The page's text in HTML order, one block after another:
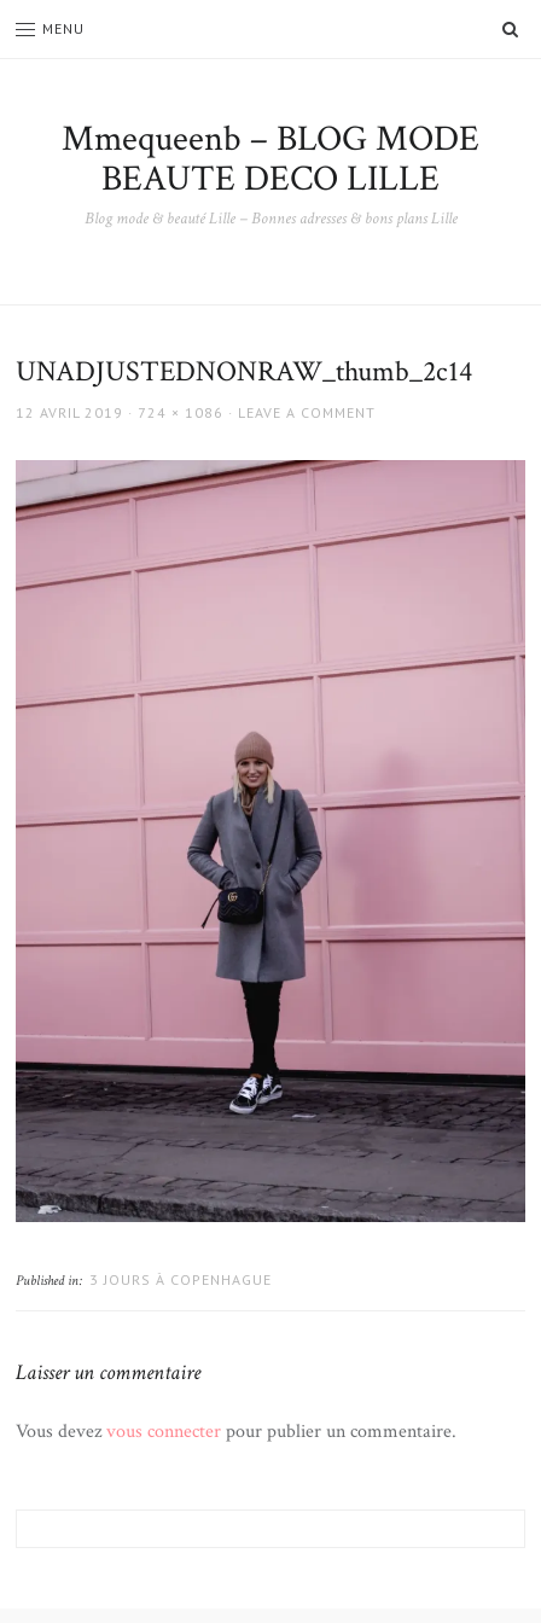
MENU
Mmequeenb – BLOG MODE
BEAUTE DECO LILLE
Blog mode & beauté Lille – Bonnes adresses & bons plans Lille
UNADJUSTEDNONRAW_thumb_2c14
POSTED
12 AVRIL 2019
FULL
724 × 1086 LEAVE A COMMENT
Published in: 3 JOURS À COPENHAGUE
Laisser un commentaire
Vous devezvous connecterpour publier un commentaire.